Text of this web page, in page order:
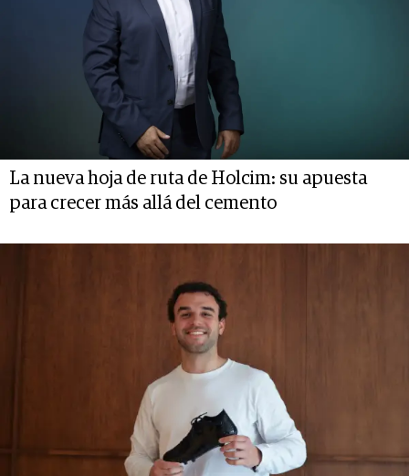
La nueva hoja de ruta de Holcim: su apuesta
para crecer más allá del cemento